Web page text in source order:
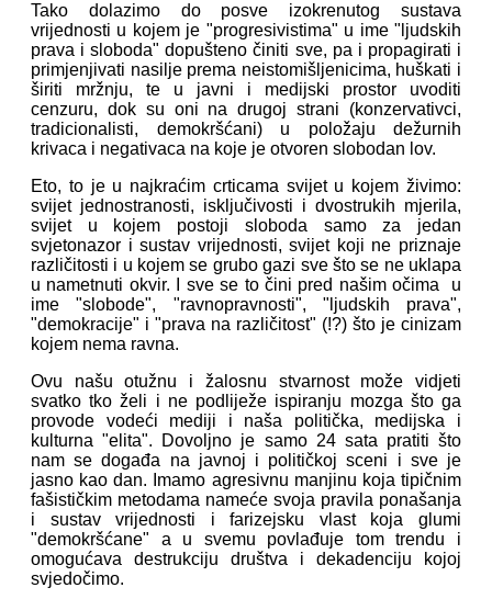
Tako dolazimo do posve izokrenutog sustava
vrijednosti u kojem je "progresivistima" u ime "ljudskih
prava i sloboda" dopušteno činiti sve, pa i propagirati i
primjenjivati nasilje prema neistomišljenicima, huškati i
širiti mržnju, te u javni i medijski prostor uvoditi
cenzuru, dok su oni na drugoj strani (konzervativci,
tradicionalisti, demokršćani) u položaju dežurnih
krivaca i negativaca na koje je otvoren slobodan lov.
Eto, to je u najkraćim crticama svijet u kojem živimo:
svijet jednostranosti, isključivosti i dvostrukih mjerila,
svijet u kojem postoji sloboda samo za jedan
svjetonazor i sustav vrijednosti, svijet koji ne priznaje
različitosti i u kojem se grubo gazi sve što se ne uklapa
u nametnuti okvir. I sve se to čini pred našim očima u
ime "slobode", "ravnopravnosti", "ljudskih prava",
"demokracije" i "prava na različitost" (!?) što je cinizam
kojem nema ravna.
Ovu našu otužnu i žalosnu stvarnost može vidjeti
svatko tko želi i ne podliježe ispiranju mozga što ga
provode vodeći mediji i naša politička, medijska i
kulturna "elita". Dovoljno je samo 24 sata pratiti što
nam se događa na javnoj i političkoj sceni i sve je
jasno kao dan. Imamo agresivnu manjinu koja tipičnim
fašističkim metodama nameće svoja pravila ponašanja
i sustav vrijednosti i farizejsku vlast koja glumi
"demokršćane" a u svemu povlađuje tom trendu i
omogućava destrukciju društva i dekadenciju kojoj
svjedočimo.